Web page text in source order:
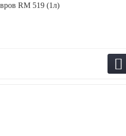
RM 519 (1л)